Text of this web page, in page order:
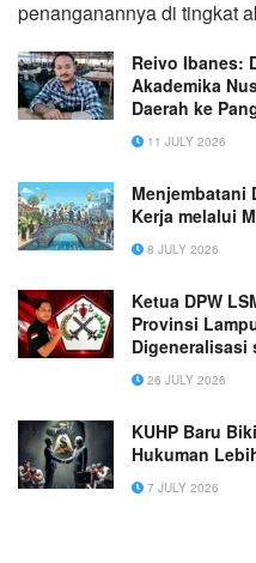
penanganannya di tingkat
Reivo Ibanes:
Akademika
Daerah ke
11 JULY 2026
Menjembatani
Kerja melalui
8 JULY 2026
Ketua DPW
Provinsi
Digeneralisasi
26 JULY 2026
KUHP Baru
Hukuman
7 JULY 2026